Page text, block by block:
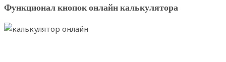
Функционал кнопок онлайн калькулятора